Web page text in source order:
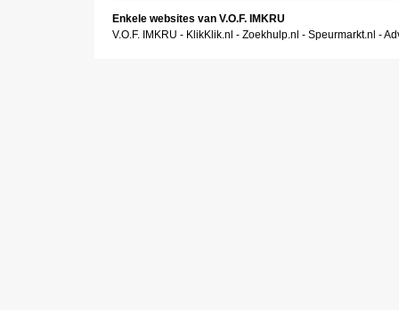
Enkele websites van V.O.F. IMKRU
V.O.F. IMKRU - KlikKlik.nl - Zoekhulp.nl - Speurmarkt.nl -